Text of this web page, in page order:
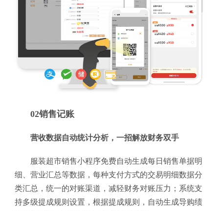
02销售记账
营收数据自动统计分析，一招解放财务双手
服装超市销售小程序免费自动生成每日销售单据明
细、营业汇总等数据，每种支付方式的交易明细数据分
类汇总，统一的对账渠道，减轻财务对账压力；系统支
持多级提成规则设置，根据提成规则，自动生成导购绩